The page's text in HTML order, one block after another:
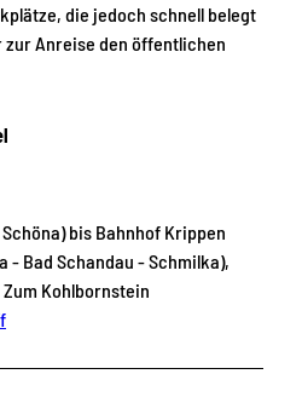
die jedoch schnell belegt
Anreise den öffentlichen
bis Bahnhof Krippen
- Bad Schandau - Schmilka),
Kohlbornstein